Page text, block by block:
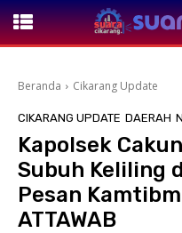
Beranda Cikarang Update
CIKARANG UPDATE DAERAH
Kapolsek
Subuh Keliling
Pesan
ATTAWAB